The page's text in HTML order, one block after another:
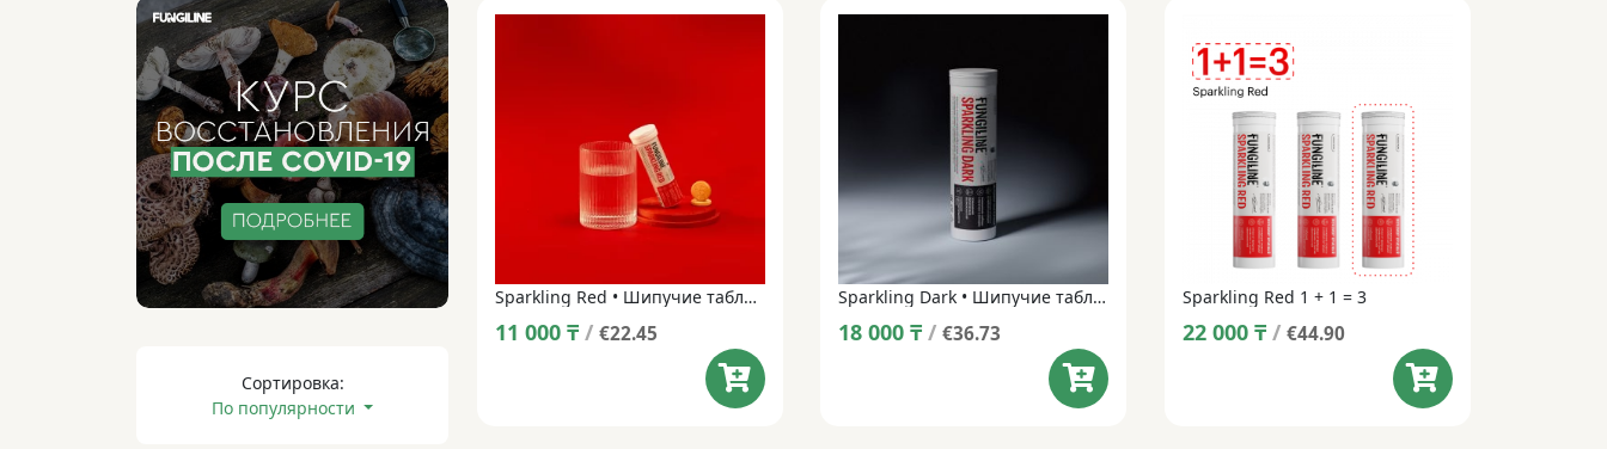
Сортировка:
По популярности
Sparkling Red • Шипучие таблетки • 14 таблеток
11 000 ₸ / €22.45
Sparkling Dark • Шипучие таблетки • 14 таблеток
18 000₸ / €36.73
Sparkling Red 1 + 1 = 3
22 000 ₸ / €44.90